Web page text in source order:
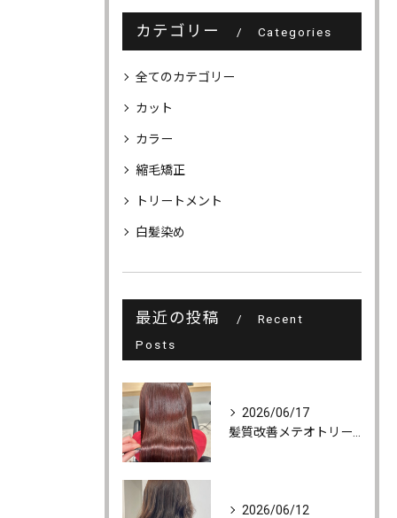
カテゴリー Categories
全てのカテゴリー
カット
カラー
縮毛矯正
トリートメント
白髪染め
最近の投稿
Recent
Posts
2026/06/17
2026/06/12